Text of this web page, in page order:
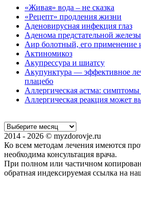
«Живая» вода – не сказка
«Рецепт» продления жизни
Аденовирусная инфекция глаз
Аденома предстательной железы
Аир болотный, его применение
Актиномикоз
Акупрессура и шиатсу
Акупунктура — эффективное
плацебо
Аллергическая астма:
Аллергическая реакция может
2014 - 2026 © myzdorovje.ru
Ко всем методам лечения имеются
необходима консультация врача.
При полном или частичном
обратная индексируемая ссылка на